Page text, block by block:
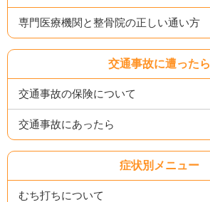
専門医療機関と整骨院の正しい通い方
交通事故に遭ったら
交通事故の保険について
交通事故にあったら
症状別メニュー
むち打ちについて